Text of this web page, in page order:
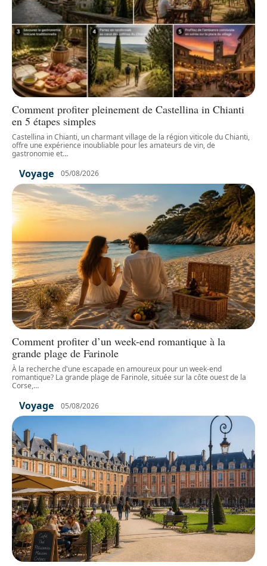
Comment profiter pleinement de Castellina in Chianti
en 5 étapes simples
Castellina in Chianti, un charmant village de la région viticole du Chianti,
offre une expérience inoubliable pour les amateurs de vin, de
gastronomie et…
Voyage 05/08/2026
Comment profiter d’un week-end romantique à la
grande plage de Farinole
À la recherche d'une escapade en amoureux pour un week-end
romantique? La grande plage de Farinole, située sur la côte ouest de la
Corse,…
Voyage 05/08/2026